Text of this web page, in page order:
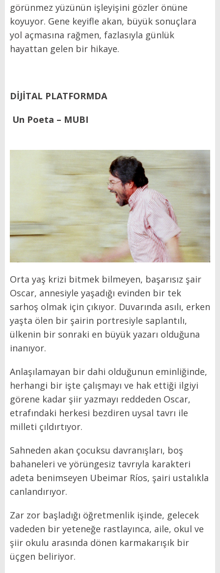
görünmez yüzünün işleyişini gözler önüne
koyuyor. Gene keyifle akan, büyük sonuçlara
yol açmasına rağmen, fazlasıyla günlük
hayattan gelen bir hikaye.
DİJİTAL PLATFORMDA
Un Poeta – MUBI
Orta yaş krizi bitmek bilmeyen, başarısız şair
Oscar, annesiyle yaşadığı evinden bir tek
sarhoş olmak için çıkıyor. Duvarında asılı, erken
yaşta ölen bir şairin portresiyle saplantılı,
ülkenin bir sonraki en büyük yazarı olduğuna
inanıyor.
Anlaşılamayan bir dahi olduğunun eminliğinde,
herhangi bir işte çalışmayı ve hak ettiği ilgiyi
görene kadar şiir yazmayı reddeden Oscar,
etrafındaki herkesi bezdiren uysal tavrı ile
milleti çıldırtıyor.
Sahneden akan çocuksu davranışları, boş
bahaneleri ve yörüngesiz tavrıyla karakteri
adeta benimseyen Ubeimar Ríos, şairi ustalıkla
canlandırıyor.
Zar zor başladığı öğretmenlik işinde, gelecek
vadeden bir yeteneğe rastlayınca, aile, okul ve
şiir okulu arasında dönen karmakarışık bir
üçgen beliriyor.